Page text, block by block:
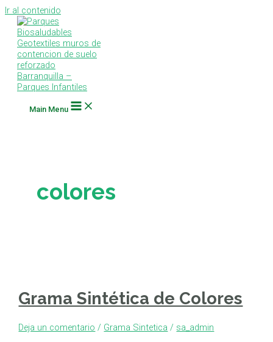
Ir al contenido
Main Menu
colores
Grama Sintética de Colores
Deja un comentario / Grama Sintetica / sa_admin